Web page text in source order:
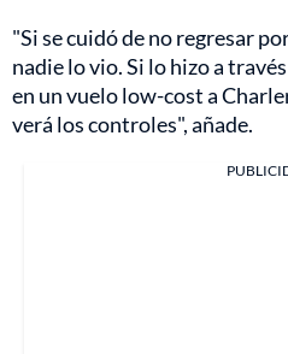
"Si se cuidó de no regresar
nadie lo vio. Si lo hizo a
en un vuelo low-cost a
verá los controles", añade.